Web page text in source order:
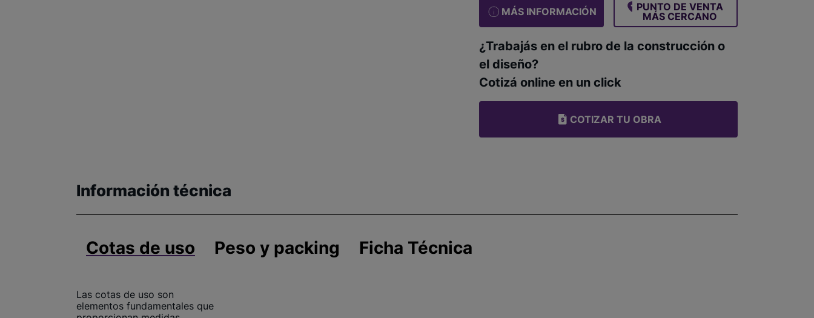
MÁS INFORMACIÓN
PUNTO DE VENTA
MÁS CERCANO
¿Trabajás en el rubro de la construcción o
el diseño?
Cotizá online en un click
COTIZAR TU OBRA
Información técnica
Cotas de uso Peso y packing Ficha Técnica
Las cotas de uso son
elementos fundamentales que